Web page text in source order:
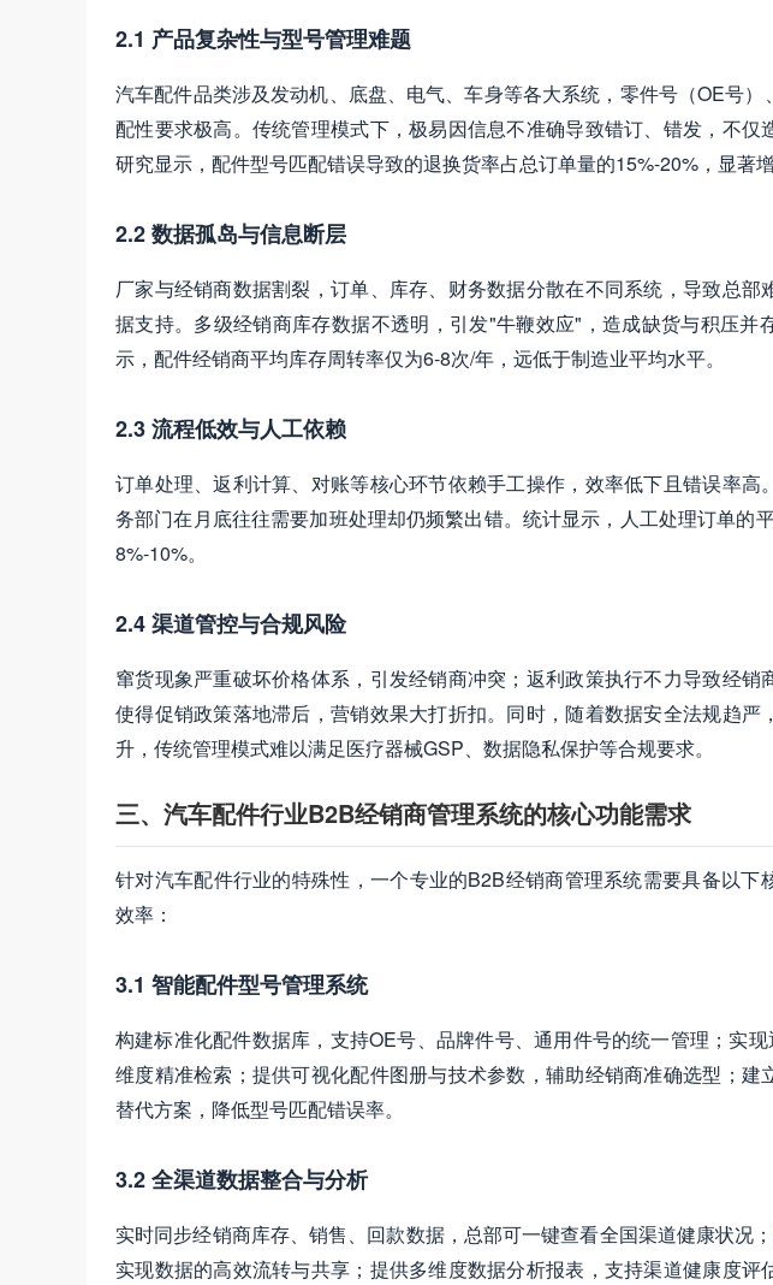
2.1 产品复杂性与型号管理难题
汽车配件品类涉及发动机、底盘、电气、车身等各大系统，零件号（OE号
配性要求极高。传统管理模式下，极易因信息不准确导致错订、错发，不
研究显示，配件型号匹配错误导致的退换货率占总订单量的15%-20%，显著增
2.2 数据孤岛与信息断层
厂家与经销商数据割裂，订单、库存、财务数据分散在不同系统，导致总
据支持。多级经销商库存数据不透明，引发"牛鞭效应"，造成缺货与积压并
示，配件经销商平均库存周转率仅为6-8次/年，远低于制造业平均水平。
2.3 流程低效与人工依赖
订单处理、返利计算、对账等核心环节依赖手工操作，效率低下且错误率
务部门在月底往往需要加班处理却仍频繁出错。统计显示，人工处理订单的
8%-10%。
2.4 渠道管控与合规风险
窜货现象严重破坏价格体系，引发经销商冲突；返利政策执行不力导致经
使得促销政策落地滞后，营销效果大打折扣。同时，随着数据安全法规趋
升，传统管理模式难以满足医疗器械GSP、数据隐私保护等合规要求。
三、汽车配件行业B2B经销商管理系统的核心功能需求
针对汽车配件行业的特殊性，一个专业的B2B经销商管理系统需要具备以下
效率：
3.1 智能配件型号管理系统
构建标准化配件数据库，支持OE号、品牌件号、通用件号的统一管理；实
维度精准检索；提供可视化配件图册与技术参数，辅助经销商准确选型；
替代方案，降低型号匹配错误率。
3.2 全渠道数据整合与分析
实时同步经销商库存、销售、回款数据，总部可一键查看全国渠道健康状况
实现数据的高效流转与共享；提供多维度数据分析报表，支持渠道健康度